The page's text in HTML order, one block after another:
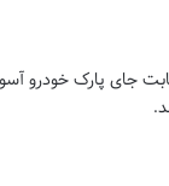
جای پارک خودرو